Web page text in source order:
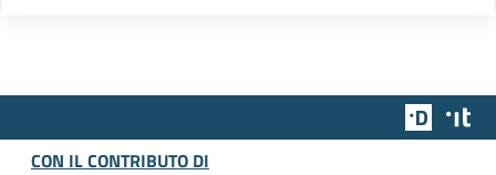
Team
CON IL CONTRIBUTO DI